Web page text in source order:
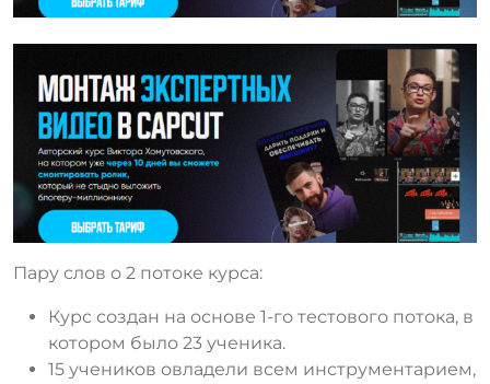
Пару слов о 2 потоке курса:
Курс создан на основе 1-го тестового потока, в
котором было 23 ученика.
15 учеников овладели всем инструментарием,